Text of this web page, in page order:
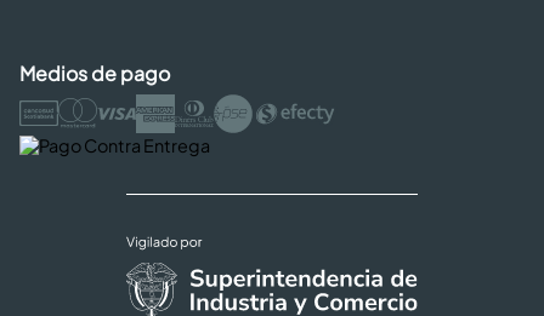
Medios de pago